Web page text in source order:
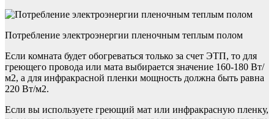
Потребление электроэнергии пленочным теплым полом
Если комната будет обогреваться только за счет ЭТП, то для
греющего провода или мата выбирается значение 160-180 Вт/
м2, а для инфракрасной пленки мощность должна быть равна
220 Вт/м2.
Если вы используете греющий мат или инфракрасную пленку,